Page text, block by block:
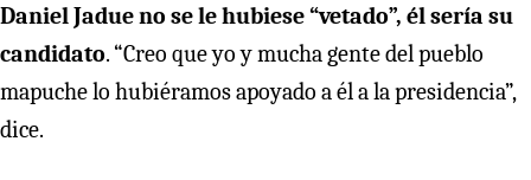
Daniel Jadue no se le hubiese “vetado”, él sería su
candidato. “Creo que yo y mucha gente del pueblo
mapuche lo hubiéramos apoyado a él a la presidencia”,
dice.